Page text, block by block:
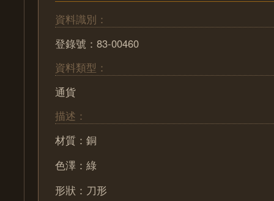
資料識別：
登錄號：83-00460
資料類型：
通貨
描述：
材質：銅
色澤：綠
形狀：刀形